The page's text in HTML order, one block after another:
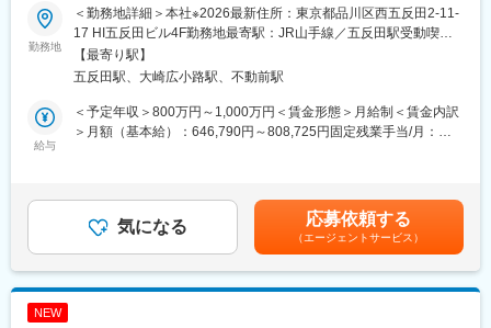
グループの他部門（戦略・業界特化コンサルタントなど）と密に
連携するため、多様な業界・業種の最上流戦略から実装までを一
気通貫で経験可能。
ビジネス視点を持った市場価値の高いエンジニアへと成長できま
す。
■キャリアについて
特定の技術領域（クラウド、生成AI、アーキテクチャなど）で高
い専門性を発揮し、プロダクト開発（PD）や社内のコア技術を牽
・大規模プロジェクトにおいて、マネジメントに専任しチームを
■よりそうお葬式とは
当社が手掛ける現代のニーズに合致したお葬式プランをインター
ネットを介して販売しています。マーケティングから成約までを
よりそうが担い、パートナー葬儀社様に実際の施行をお願いして
います。
■ミッション
ノロジーでライフエンディング業界における社会課題を解決する
「よりそう」のプロダクトの企画開発をするチームを取りまとめ
る、非常に重要なポジションです。
勤務地
＜勤務地詳細＞本社※2026最新住所：東京都品川区西五反田2-11-
17 HI五反田ビル4F勤務地最寄駅：JR山手線／五反田駅受動喫煙
対策：敷地内全面禁煙変更の範囲：会社の定める事業所（リモー
トワーク含む）
【最寄り駅】
五反田駅、大崎広小路駅、不動前駅
給与
＜予定年収＞800万円～1,000万円＜賃金形態＞月給制＜賃金内訳
＞月額（基本給）：646,790円～808,725円固定残業手当/月：
ル・ご経験に応じて決定します賃金はあくまでも目安の金額であ
り、選考を通じて上下する可能性があります。月給(月額)は固定手
気になる 応募依頼する
（エージェントサービス）
NEW